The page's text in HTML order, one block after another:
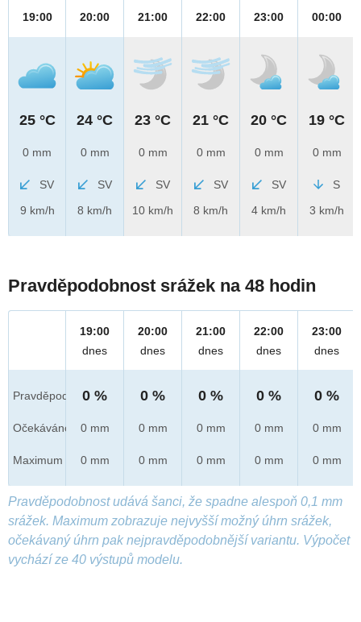
19:00
25 °C
0 mm
SV
9 km/h
20:00
24 °C
0 mm
SV
8 km/h
21:00
23 °C
0 mm
SV
10 km/h
22:00
21 °C
0 mm
SV
8 km/h
23:00
20 °C
0 mm
SV
4 km/h
00:00
19 °C
0 mm
S
3 km/h
Pravděpodobnost srážek na 48 hodin
Pravděpod.
Očekáváno
Maximum
19:00
dnes
0 %
0 mm
0 mm
20:00
dnes
0 %
0 mm
0 mm
21:00
dnes
0 %
0 mm
0 mm
22:00
dnes
0 %
0 mm
0 mm
23:00
dnes
0 %
0 mm
0 mm
Pravděpodobnost udává šanci, že spadne alespoň 0,1 mm
srážek. Maximum zobrazuje nejvyšší možný úhrn srážek,
očekávaný úhrn pak nejpravděpodobnější variantu. Výpočet
vychází ze 40 výstupů modelu.